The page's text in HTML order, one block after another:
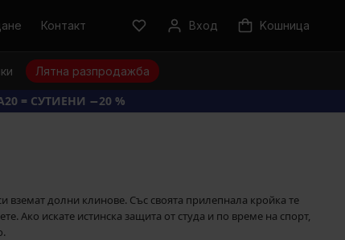
Контакт Вход Kошница
Лятна разпродажба
= СУТИЕНИ −20 %
вземат долни клинове. Със своята прилепнала кройка те
Ако искате истинска защита от студа и по време на спорт,